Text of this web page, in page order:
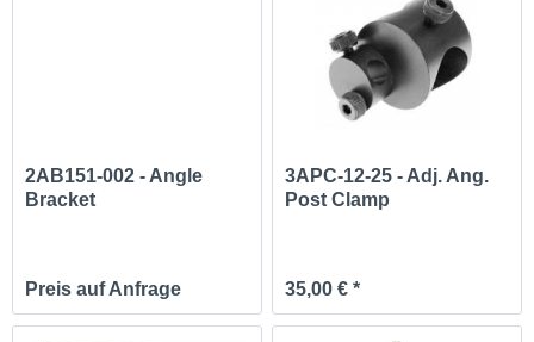
2AB151-002 - Angle
Bracket
Preis auf Anfrage
3APC-12-25 - Adj. Ang.
Post Clamp
35,00 € *